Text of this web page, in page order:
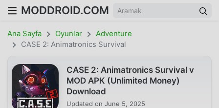
MODDROID.COM
Ana Sayfa Oyunlar
Adventure
CASE 2: Animatronics Survival
CASE 2: Animatronics Survival v
MOD APK (Unlimited Money)
Download
Updated on June 5, 2025